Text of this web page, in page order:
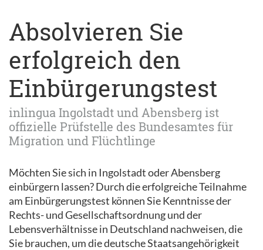
Absolvieren Sie
erfolgreich den
Einbürgerungstest
inlingua Ingolstadt und Abensberg ist
offizielle Prüfstelle des Bundesamtes für
Migration und Flüchtlinge
Möchten Sie sich in Ingolstadt oder Abensberg
einbürgern lassen? Durch die erfolgreiche Teilnahme
am Einbürgerungstest können Sie Kenntnisse der
Rechts- und Gesellschaftsordnung und der
Lebensverhältnisse in Deutschland nachweisen, die
Sie brauchen, um die deutsche Staatsangehörigkeit